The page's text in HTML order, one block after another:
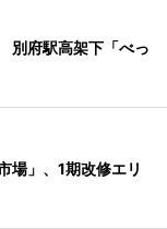
別府駅高架下「べっ
場」、1期改修エリ